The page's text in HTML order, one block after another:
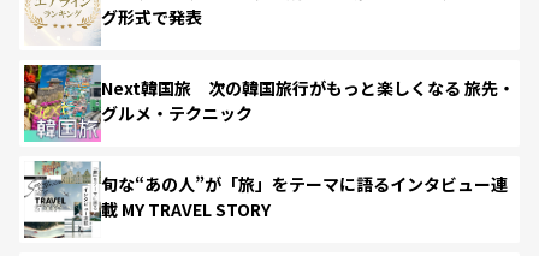
グ形式で発表
Next韓国旅 次の韓国旅行がもっと楽しくなる 旅先・
グルメ・テクニック
旬な“あの人”が「旅」をテーマに語るインタビュー連
載 MY TRAVEL STORY